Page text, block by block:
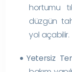
hortumu
düzgün
yol açabilir.
Yetersiz